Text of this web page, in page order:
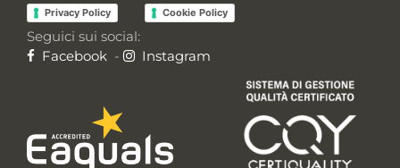
Privacy Policy Cookie Policy
Seguici sui social:
Facebook - Instagram